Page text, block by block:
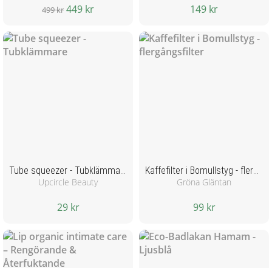
499 kr 449 kr 149 kr
Tube squeezer - Tubklämmare
Upcircle Beauty
29 kr
Kaffefilter i Bomullstyg - flergångsfilter
Gröna Gläntan
99 kr